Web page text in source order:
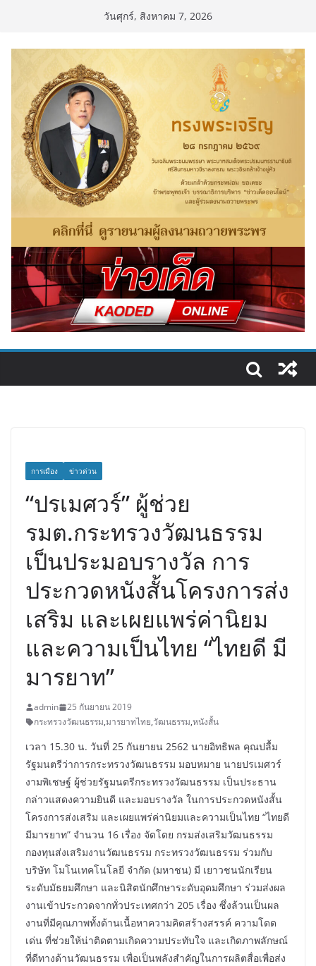
content
วันศุกร์, สิงหาคม 7, 2026
การเมือง ข่าวด่วน
“ปรเมศวร์” ผู้ช่วย
รมต.กระทรวงวัฒนธรรม
เป็นประมอบรางวัล การ
ประกวดหนังสั้นโครงการส่ง
เสริม และเผยแพร่ค่านิยม
และความเป็นไทย “ไทยดี มี
มารยาท”
admin
25 กันยายน 2019
กระทรวงวัฒนธรรม,มารยาทไทย,วัฒนธรรม,หนังสั้น
เวลา 15.30 น. วันที่ 25 กันยายน 2562 นายอิทธิพล คุณปลื้ม
รัฐมนตรีว่าการกระทรวงวัฒนธรรม มอบหมาย นายปรเมศวร์
งามพิเชษฐ์ ผู้ช่วยรัฐมนตรีกระทรวงวัฒนธรรม เป็นประธาน
กล่าวแสดงความยินดี และมอบรางวัล ในการประกวดหนังสั้น
โครงการส่งเสริม และเผยแพร่ค่านิยมและความเป็นไทย “ไทยดี
มีมารยาท” จำนวน 16 เรื่อง จัดโดย กรมส่งเสริมวัฒนธรรม
กองทุนส่งเสริมงานวัฒนธรรม กระทรวงวัฒนธรรม ร่วมกับ
บริษัท โมโนเทคโนโลยี จำกัด (มหาชน) มี เยาวชนนักเรียน
ระดับมัธยมศึกษา และนิสิตนักศึกษาระดับอุดมศึกษา ร่วมส่งผล
งานเข้าประกวดจากทั่วประเทศกว่า 205 เรื่อง ซึ่งล้วนเป็นผล
งานที่มีคุณภาพทั้งด้านเนื้อหาความคิดสร้างสรรค์ ความโดด
เด่น ที่ช่วยให้น่าติดตามเกิดความประทับใจ และเกิดภาพลักษณ์
ที่ดีทางด้านวัฒนธรรม เพื่อเป็นพลังสำคัญในการผลิตสื่อเพื่อส่ง